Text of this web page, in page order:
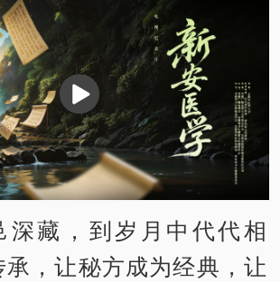
播
放
深藏，到岁月中代代相
，让秘方成为经典，让